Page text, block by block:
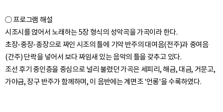
○ 프로그램 해설
시조시를 얹어서 노래하는 5장 형식의 성악곡을 가곡이라 한다.
초장-중장-종장으로 짜인 시조의 틀에 기악 반주의 대여음(전주)과 중여음
(간주) 단락을 넣어서 보다 짜임새 있는 음악의 틀을 갖추고 있다.
조선 후기 중인층을 중심으로 널리 불렸던 가곡은 세피리, 해금, 대금, 거문고,